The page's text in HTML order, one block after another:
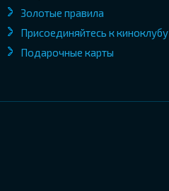
Золотые правила
Присоединяйтесь к киноклубу
Подарочные карты